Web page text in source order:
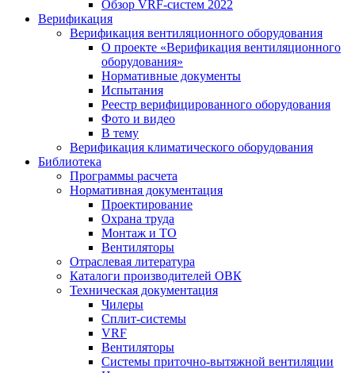
Обзор VRF-систем 2022
Верификация
Верификация вентиляционного оборудования
О проекте «Верификация вентиляционного
оборудования»
Нормативные документы
Испытания
Реестр верифицированного оборудования
Фото и видео
В тему
Верификация климатического оборудования
Библиотека
Программы расчета
Нормативная документация
Проектирование
Охрана труда
Монтаж и ТО
Вентиляторы
Отраслевая литература
Каталоги производителей ОВК
Техническая документация
Чилеры
Сплит-системы
VRF
Вентиляторы
Системы приточно-вытяжной вентиляции